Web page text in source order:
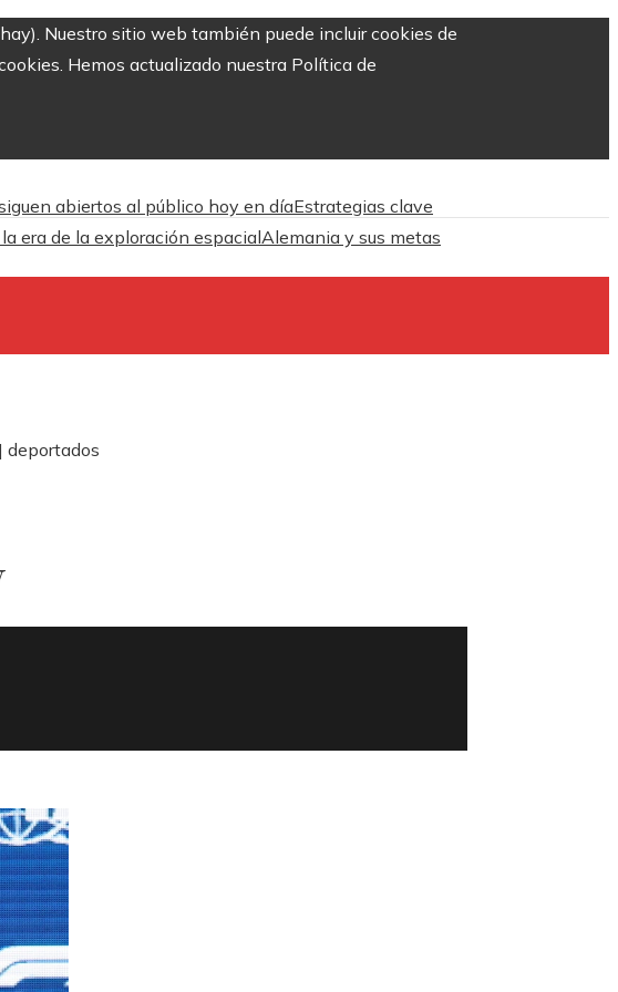
Nuestro sitio web también puede incluir cookies de
Hemos actualizado nuestra Política de
abiertos al público hoy en díaEstrategias clave
era de la exploración espacialAlemania y sus metas
deportados